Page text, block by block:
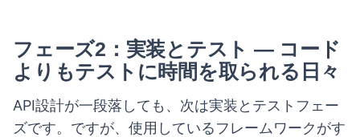
フェーズ2：実装とテスト — コード
よりもテストに時間を取られる日々
API設計が一段落しても、次は実装とテストフェー
ズです。ですが、使用しているフレームワークがす